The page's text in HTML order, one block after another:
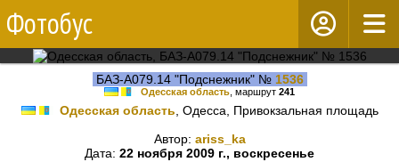
Фотобус
БАЗ-А079.14 "Подснежник" № 1536
Одесская область , маршрут 241
Одесская область , Одесса, Привокзальная площадь
Автор: ariss_ka
Дата: 22 ноября 2009 г., воскресенье